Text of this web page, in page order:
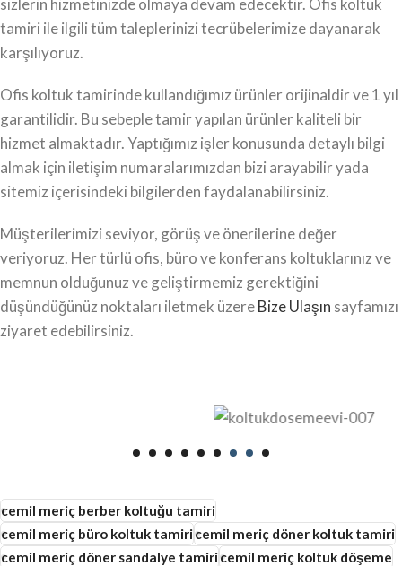
sizlerin hizmetinizde olmaya devam edecektir. Ofis koltuk
tamiri ile ilgili tüm taleplerinizi tecrübelerimize dayanarak
karşılıyoruz.
Ofis koltuk tamirinde kullandığımız ürünler orijinaldir ve 1 yıl
garantilidir. Bu sebeple tamir yapılan ürünler kaliteli bir
hizmet almaktadır. Yaptığımız işler konusunda detaylı bilgi
almak için iletişim numaralarımızdan bizi arayabilir yada
sitemiz içerisindeki bilgilerden faydalanabilirsiniz.
Müşterilerimizi seviyor, görüş ve önerilerine değer
veriyoruz. Her türlü ofis, büro ve konferans koltuklarınız ve
memnun olduğunuz ve geliştirmemiz gerektiğini
düşündüğünüz noktaları iletmek üzereBize Ulaşın sayfamızı
ziyaret edebilirsiniz.
cemil meriç berber koltuğu tamiri
cemil meriç büro koltuk tamiricemil meriç döner koltuk tamiri
cemil meriç döner sandalye tamiricemil meriç koltuk döşeme